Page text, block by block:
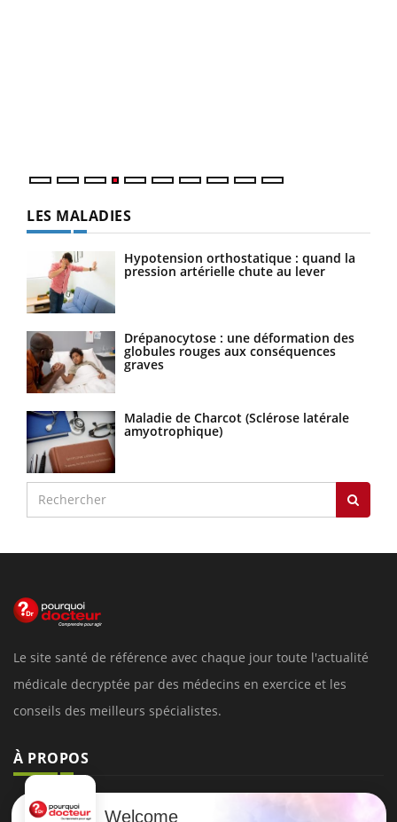
LES MALADIES
Hypotension orthostatique : quand la
pression artérielle chute au lever
Drépanocytose : une déformation des
globules rouges aux conséquences
graves
Maladie de Charcot (Sclérose latérale
amyotrophique)
Le site santé de référence avec chaque jour toute l'actualité
médicale decryptée par des médecins en exercice et les
conseils des meilleurs spécialistes.
À PROPOS
Données personnelles et cookies
Welcome